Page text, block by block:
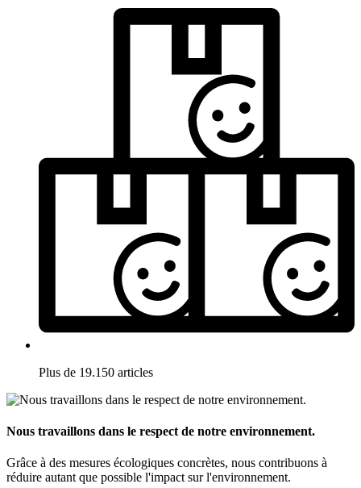
Plus de 19.150 articles
Nous travaillons dans le respect de notre environnement.
Grâce à des mesures écologiques concrètes, nous contribuons à
réduire autant que possible l'impact sur l'environnement.